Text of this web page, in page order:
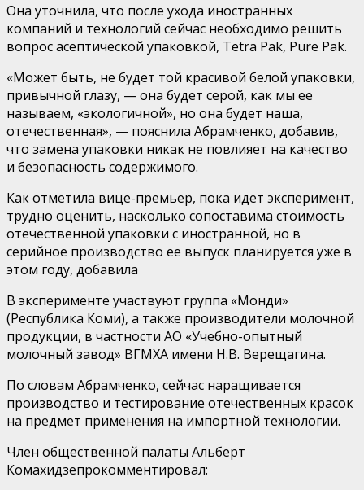
Она уточнила, что после ухода иностранных
компаний и технологий сейчас необходимо решить
вопрос асептической упаковкой, Tetra Pak, Pure Pak.
«Может быть, не будет той красивой белой упаковки,
привычной глазу, — она будет серой, как мы ее
называем, «экологичной», но она будет наша,
отечественная», — пояснила Абрамченко, добавив,
что замена упаковки никак не повлияет на качество
и безопасность содержимого.
Как отметила вице-премьер, пока идет эксперимент,
трудно оценить, насколько сопоставима стоимость
отечественной упаковки с иностранной, но в
серийное производство ее выпуск планируется уже в
этом году, добавила
В эксперименте участвуют группа «Монди»
(Республика Коми), а также производители молочной
продукции, в частности АО «Учебно-опытный
молочный завод» ВГМХА имени Н.В. Верещагина.
По словам Абрамченко, сейчас наращивается
производство и тестирование отечественных красок
на предмет применения на импортной технологии.
Член общественной палаты Альберт
Комахидзепрокомментировал: